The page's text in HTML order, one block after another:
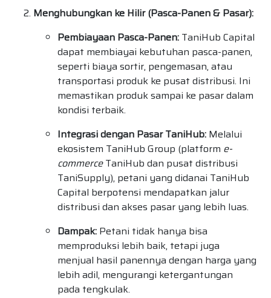
Menghubungkan ke Hilir (Pasca-Panen & Pasar):
Pembiayaan Pasca-Panen: TaniHub Capital
dapat membiayai kebutuhan pasca-panen,
seperti biaya sortir, pengemasan, atau
transportasi produk ke pusat distribusi. Ini
memastikan produk sampai ke pasar dalam
kondisi terbaik.
Integrasi dengan Pasar TaniHub: Melalui
ekosistem TaniHub Group (platform e-
commerceTaniHub dan pusat distribusi
TaniSupply), petani yang didanai TaniHub
Capital berpotensi mendapatkan jalur
distribusi dan akses pasar yang lebih luas.
Dampak: Petani tidak hanya bisa
memproduksi lebih baik, tetapi juga
menjual hasil panennya dengan harga yang
lebih adil, mengurangi ketergantungan
pada tengkulak.